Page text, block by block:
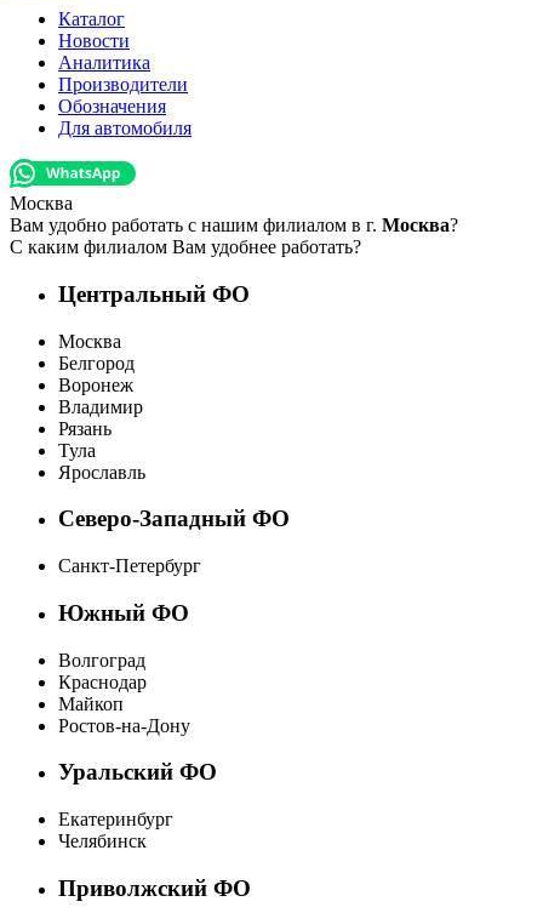
Каталог
Новости
Аналитика
Производители
Обозначения
Для автомобиля
Москва
Вам удобно работать с нашим филиалом в г. Москва?
С каким филиалом Вам удобнее работать?
Центральный ФО
Москва
Белгород
Воронеж
Владимир
Рязань
Тула
Ярославль
Северо-Западный ФО
Санкт-Петербург
Южный ФО
Волгоград
Краснодар
Майкоп
Ростов-на-Дону
Уральский ФО
Екатеринбург
Челябинск
Приволжский ФО